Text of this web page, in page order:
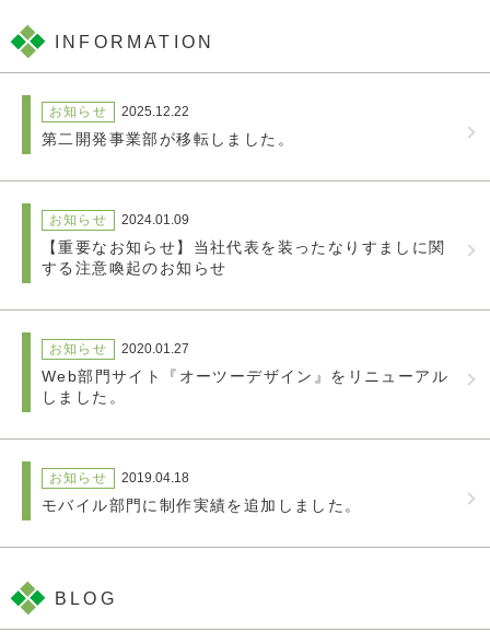
INFORMATION
お知らせ 2025.12.22
第二開発事業部が移転しました。
お知らせ 2024.01.09
【重要なお知らせ】当社代表を装ったなりすましに関
する注意喚起のお知らせ
お知らせ 2020.01.27
Web部門サイト『オーツーデザイン』をリニューアル
しました。
お知らせ 2019.04.18
モバイル部門に制作実績を追加しました。
BLOG